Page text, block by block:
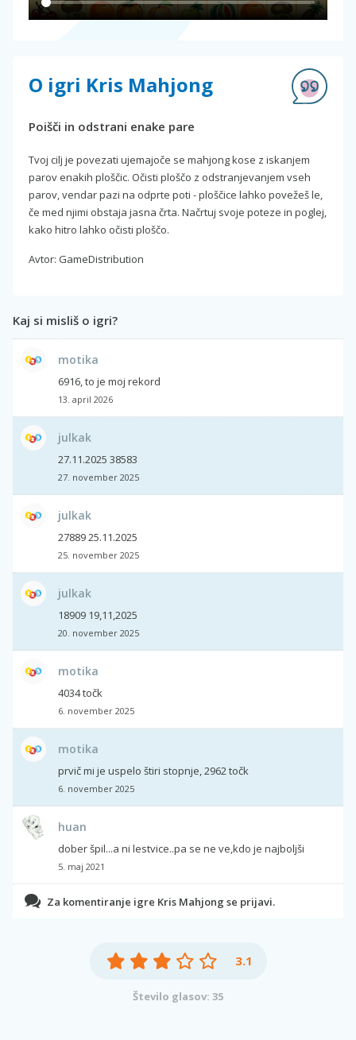
O igri Kris Mahjong
Poišči in odstrani enake pare
Tvoj cilj je povezati ujemajoče se mahjong kose z iskanjem
parov enakih ploščic. Očisti ploščo z odstranjevanjem vseh
parov, vendar pazi na odprte poti - ploščice lahko povežeš le,
če med njimi obstaja jasna črta. Načrtuj svoje poteze in poglej,
kako hitro lahko očisti ploščo.
Avtor: GameDistribution
Kaj si misliš o igri?
motika
6916, to je moj rekord
13. april 2026
julkak
27.11.2025 38583
27. november 2025
julkak
27889 25.11.2025
25. november 2025
julkak
18909 19,11,2025
20. november 2025
motika
4034 točk
6. november 2025
motika
prvič mi je uspelo štiri stopnje, 2962 točk
6. november 2025
huan
dober špil...a ni lestvice..pa se ne ve,kdo je najboljši
5. maj 2021
Za komentiranje igre Kris Mahjong se prijavi.
3.1
Število glasov: 35